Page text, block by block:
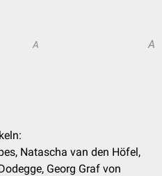
A A
Natascha van den Höfel,
Georg Graf von